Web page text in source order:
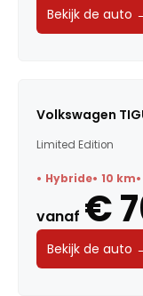
Bekijk de auto
Volkswagen
Limited Edition
Hybride 10 km
vanaf €
Bekijk de auto